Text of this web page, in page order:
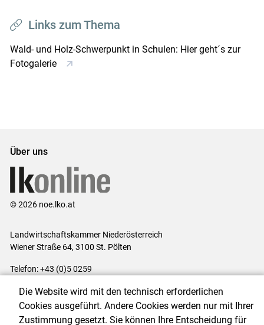
Links zum Thema
Wald- und Holz-Schwerpunkt in Schulen: Hier geht´s zur
Fotogalerie
Über uns
© 2026 noe.lko.at
Landwirtschaftskammer Niederösterreich
Wiener Straße 64, 3100 St. Pölten
Telefon: +43 (0)5 0259
Impressum|Kontakt|Datenschutzerklärung|Barrierefreiheit|
Cookie-Einstellungen
Die Website wird mit den technisch erforderlichen
Cookies ausgeführt. Andere Cookies werden nur mit Ihrer
Zustimmung gesetzt. Sie können Ihre Entscheidung für